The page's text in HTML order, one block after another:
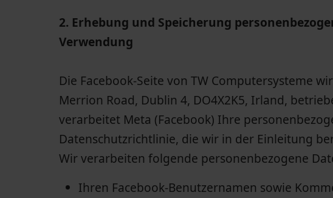
2. Erhebung und Speicherung
Verwendung
Die Facebook-Seite von TW Computersysteme
Merrion Road, Dublin 4, DO4X2K5, Irland,
verarbeitet Meta (Facebook) Ihre
Datenschutzrichtlinie, die wir in der Einleitung
Wir verarbeiten folgende personenbezogene
Ihren Facebook-Benutzernamen sowie